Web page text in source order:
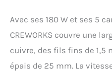
Avec ses 180 W et ses 5
CREWORKS couvre une
cuivre, des fils fins de 1,5
épais de 25 mm. La